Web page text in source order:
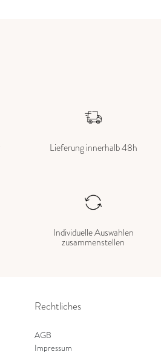
Lieferung innerhalb 48h
Individuelle Auswahlen
zusammenstellen
Rechtliches
AGB
Impressum